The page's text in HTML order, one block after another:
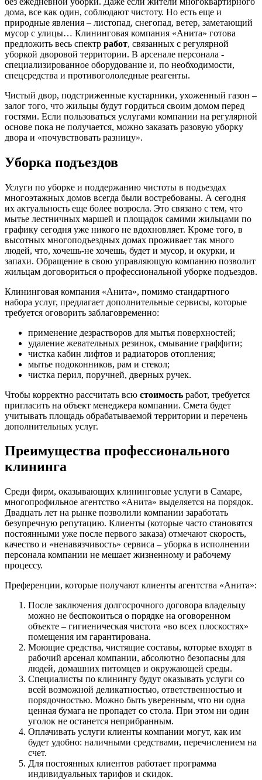
дома, все как один, соблюдают чистоту. Но есть еще и
природные явления – листопад, снегопад, ветер, заметающий
мусор с улицы… Клининговая компания «Анита» готова
предложить весь спектр работ, связанных с регулярной
уборкой дворовой территории. В арсенале персонала -
специализированное оборудование и, по необходимости,
спецсредства и противогололедные реагенты.
Чистый двор, подстриженные кустарники, ухоженный газон –
залог того, что жильцы будут гордиться своим домом перед
гостями. Если пользоваться услугами компании на регулярной
основе пока не получается, можно заказать разовую уборку
двора и «почувствовать разницу».
Уборка подъездов
Услуги по уборке и поддержанию чистоты в подъездах
многоэтажных домов всегда были востребованы. А сегодня
их актуальность еще более возросла. Это связано с тем, что
мытье лестничных маршей и площадок самими жильцами по
графику сегодня уже никого не вдохновляет. Кроме того, в
высотных многоподъездных домах проживает так много
людей, что, хочешь-не хочешь, будет и мусор, и окурки, и
запахи. Обращение в свою управляющую компанию позволит
жильцам договориться о профессиональной уборке подъездов.
Клининговая компания «Анита», помимо стандартного
набора услуг, предлагает дополнительные сервисы, которые
требуется оговорить заблаговременно:
применение дезрастворов для мытья поверхностей;
удаление жевательных резинок, смывание граффити;
чистка кабин лифтов и радиаторов отопления;
мытье подоконников, рам и стекол;
чистка перил, поручней, дверных ручек.
Чтобы корректно рассчитать всю стоимость работ, требуется
пригласить на объект менеджера компании. Смета будет
учитывать площадь обрабатываемой территории и перечень
дополнительных услуг.
Преимущества профессионального
клининга
Среди фирм, оказывающих клининговые услуги в Самаре,
многопрофильное агентство «Анита» выделяется на порядок.
Двадцать лет на рынке позволили компании заработать
безупречную репутацию. Клиенты (которые часто становятся
постоянными уже после первого заказа) отмечают скорость,
качество и «ненавязчивость» сервиса – уборка в исполнении
персонала компании не мешает жизненному и рабочему
процессу.
Преференции, которые получают клиенты агентства «Анита»:
После заключения долгосрочного договора владельцу
можно не беспокоиться о порядке на оговоренном
объекте – гигиеническая чистота «во всех плоскостях»
помещения им гарантирована.
Моющие средства, чистящие составы, которые входят в
рабочий арсенал компании, абсолютно безопасны для
людей, домашних питомцев и окружающей среды.
Специалисты по клинингу будут оказывать услуги со
всей возможной деликатностью, ответственностью и
порядочностью. Можно быть уверенным, что ни одна
ценная бумага не пропадет со стола. При этом ни один
уголок не останется неприбранным.
Оплачивать услуги клиенты компании могут, как им
будет удобно: наличными средствами, перечислением на
счет.
Для постоянных клиентов работает программа
индивидуальных тарифов и скидок.